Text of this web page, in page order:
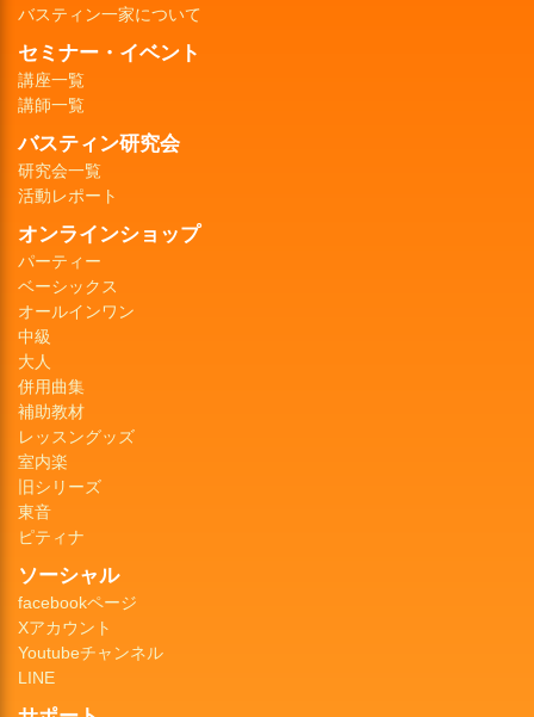
バスティン一家について
セミナー・イベント
講座一覧
講師一覧
バスティン研究会
研究会一覧
活動レポート
オンラインショップ
パーティー
ベーシックス
オールインワン
中級
大人
併用曲集
補助教材
レッスングッズ
室内楽
旧シリーズ
東音
ピティナ
ソーシャル
facebookページ
Xアカウント
Youtubeチャンネル
LINE